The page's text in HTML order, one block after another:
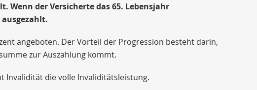
Wenn der Versicherte das 65. Lebensjahr
angeboten. Der Vorteil der Progression besteht darin,
zur Auszahlung kommt.
Invalidität die volle Invaliditätsleistung.